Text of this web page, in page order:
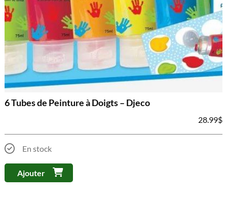
6 Tubes de Peinture à Doigts – Djeco
28.99$
En stock
Ajouter